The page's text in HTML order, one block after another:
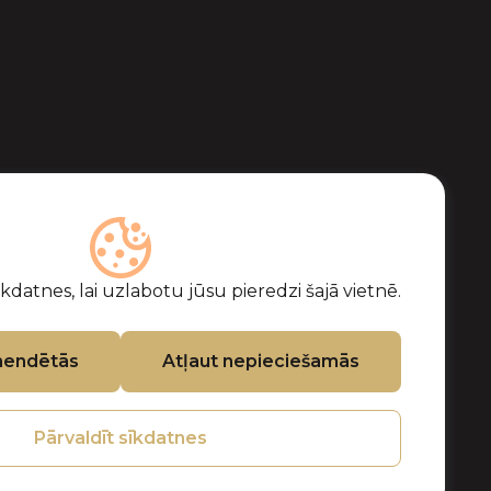
lai uzlabotu jūsu pieredzi šajā vietnē.
Atļaut nepieciešamās
Pārvaldīt sīkdatnes